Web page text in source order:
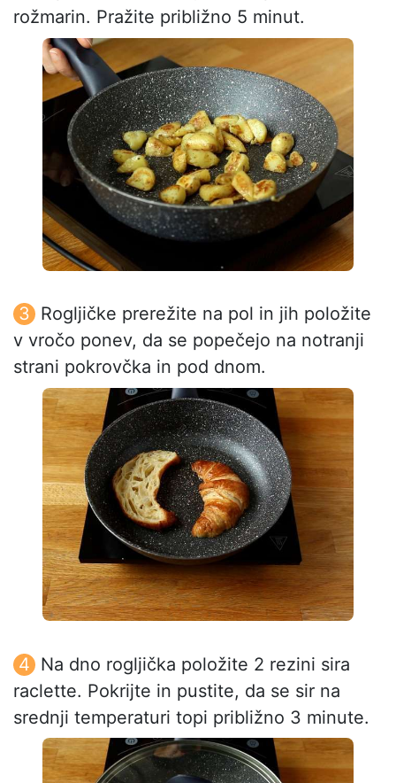
rožmarin. Pražite približno 5 minut.
Rogljičke prerežite na pol in jih položite
v vročo ponev, da se popečejo na notranji
strani pokrovčka in pod dnom.
Na dno rogljička položite 2 rezini sira
raclette. Pokrijte in pustite, da se sir na
srednji temperaturi topi približno 3 minute.